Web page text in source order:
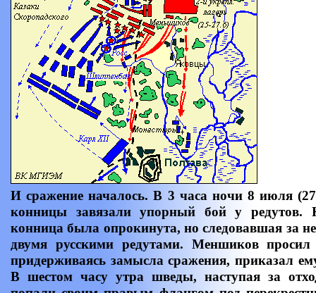
И сражение началось. В 3 часа ночи 8 июля
конницы завязали упорный бой у редутов.
конница была опрокинута, но следовавшая за
двумя русскими редутами. Меншиков
придерживаясь замысла сражения, приказал
В шестом часу утра шведы, наступая за